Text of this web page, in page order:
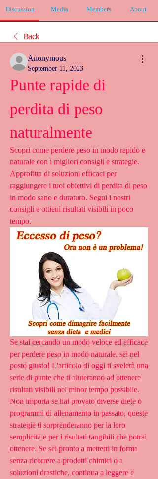
Discussion Media Members About
Back
Anonymous
September 11, 2023
Punte rapide di
perdita di peso
naturalmente
Scopri come perdere peso in modo rapido e
naturale con i migliori consigli e strategie.
Approfitta di soluzioni efficaci per
raggiungere i tuoi obiettivi di perdita di peso
in modo sano e duraturo. Segui i nostri
consigli e ottieni risultati visibili in poco
tempo.
Se stai cercando un modo veloce ed efficace
per perdere peso in modo naturale, sei nel
posto giusto! L'articolo di oggi ti svelerà una
serie di punte che ti aiuteranno ad ottenere
risultati visibili nel minor tempo possibile.
Non importa se hai provato diverse diete o
programmi di allenamento in passato, queste
strategie ti sorprenderanno per la loro
semplicità e per i risultati tangibili che potrai
ottenere. Se sei pronto a metterti in forma
senza ricorrere a prodotti chimici o a
soluzioni drastiche, continua a leggere e